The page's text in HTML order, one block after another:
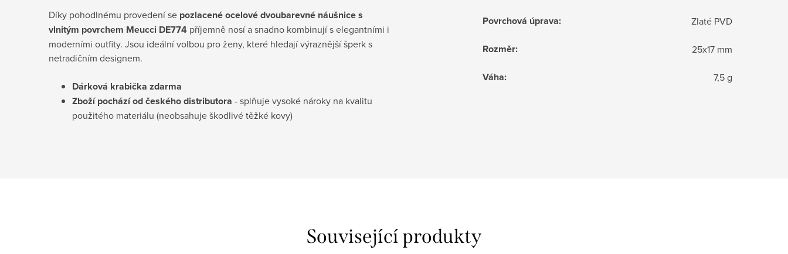
Díky pohodlnému provedení se pozlacené ocelové dvoubarevné náušnice s
vlnitým povrchem Meucci DE774 příjemně nosí a snadno kombinují s elegantními i
moderními outfity. Jsou ideální volbou pro ženy, které hledají výraznější šperk s
netradičním designem.
Dárková krabička zdarma
Zboží pochází od českého distributora - splňuje vysoké nároky na kvalitu
použitého materiálu (neobsahuje škodlivé těžké kovy)
Povrchová úprava: Zlaté PVD
Rozměr: 25x17 mm
Váha: 7,5 g
Související produkty